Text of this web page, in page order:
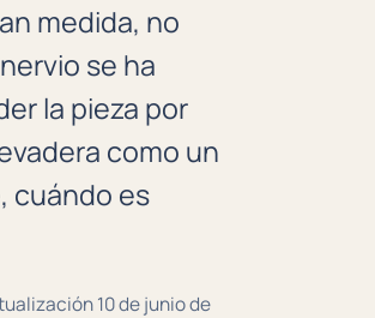
medida, no
se ha
la pieza por
como un
cuándo es
10 de junio de